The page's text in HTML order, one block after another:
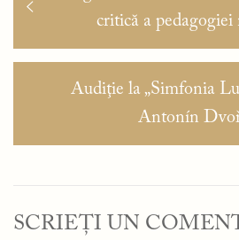
în
anterior:critică a pedagogiei
Articolul
Audiţie la „Simfonia
Antonín
SCRIEȚI UN